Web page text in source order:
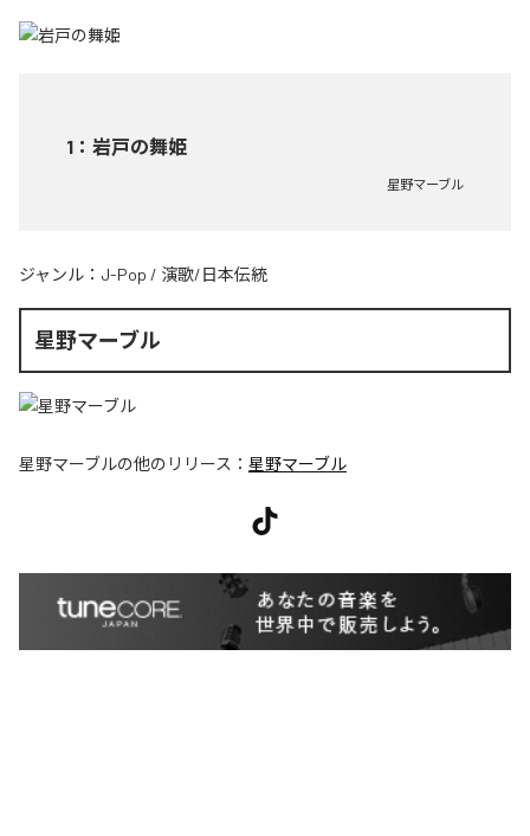
1 ： 岩戸の舞姫
星野マーブル
ジャンル： J-Pop / 演歌/日本伝統
星野マーブル
星野マーブルの他のリリース： 星野マーブル